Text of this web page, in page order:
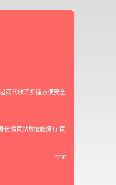
商代收等多種方便安全
份購買點數還能擁有“買
TOP